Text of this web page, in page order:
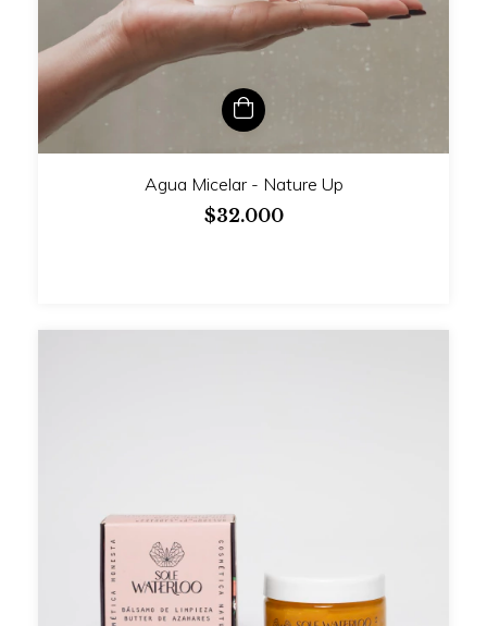
Agua Micelar - Nature Up
$32.000